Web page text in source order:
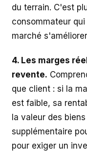
du terrain. C'est
consommateur
marché
4. Les marges
revente.
que client : si la
est faible, sa
la valeur des
supplémentaire
pour exiger un